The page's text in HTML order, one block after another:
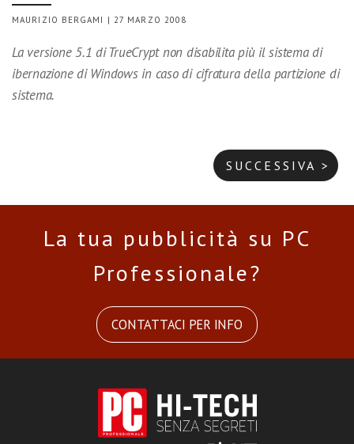
MAURIZIO BERGAMI | 27 MARZO 2008
La versione 5.1 di TrueCrypt non disabilita più il sistema di
ibernazione di Windows in caso di cifratura della partizione di
sistema.
SUCCESSIVA >
La tua pubblicità su PC
Professionale?
CONTATTACI PER INFO